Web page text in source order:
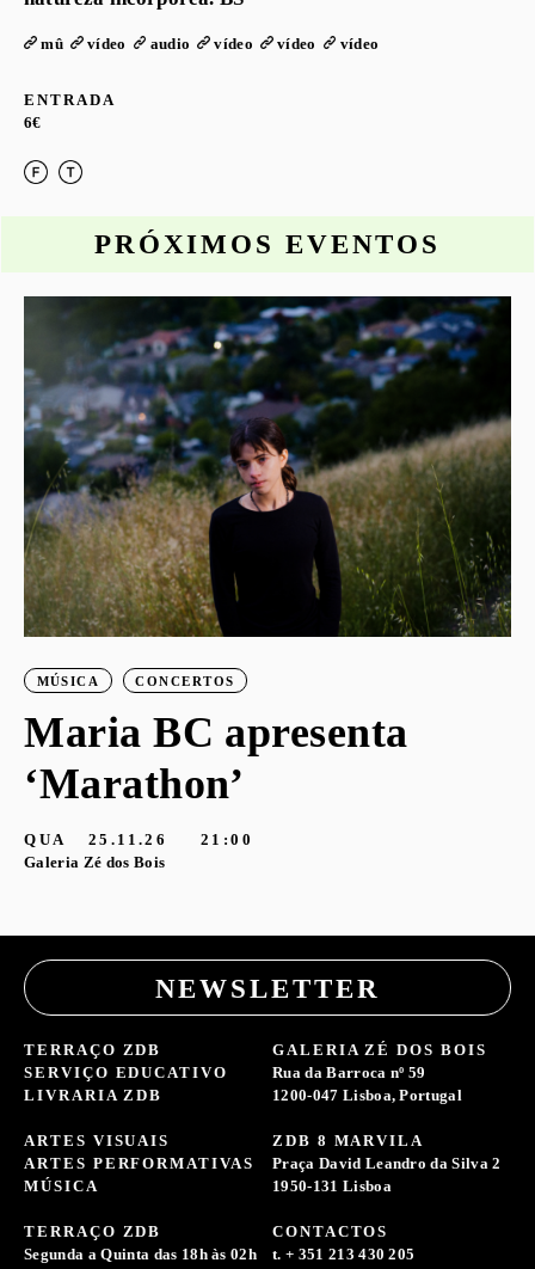
mû vídeo audio vídeo vídeo vídeo
ENTRADA
6€
PRÓXIMOS EVENTOS
MÚSICA CONCERTOS
Maria BC apresenta
‘Marathon’
QUA 25.11.26
21:00
Galeria Zé dos Bois
NEWSLETTER
TERRAÇO ZDB
SERVIÇO EDUCATIVO
LIVRARIA ZDB
ARTES VISUAIS
ARTES PERFORMATIVAS
MÚSICA
GALERIA ZÉ DOS BOIS
Rua da Barroca nº 59
1200-047 Lisboa, Portugal
ZDB 8 MARVILA
Praça David Leandro da Silva 2
1950-131 Lisboa
TERRAÇO ZDB
Segunda a Quinta das 18h às 02h
CONTACTOS
t. + 351 213 430 205